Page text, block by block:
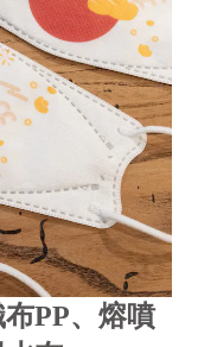
PP、熔噴